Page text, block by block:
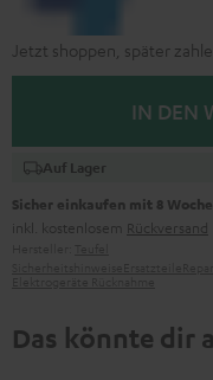
Jetzt shoppen, später
IN DEN
Auf Lager
Sicher einkaufen mit 8
inkl. kostenlosem Rückversand
Das könnte dir